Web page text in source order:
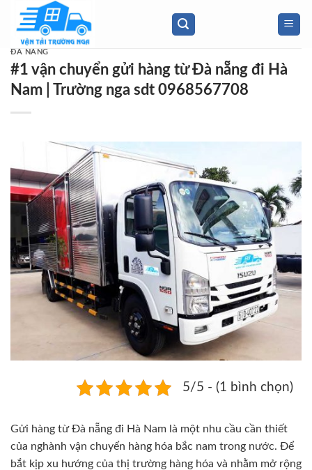
content
ĐÀ NẴNG
#1 vận chuyển gửi hàng từ Đà nẵng đi Hà
Nam | Trường nga sdt 0968567708
5/5 - (1 bình chọn)
Gửi hàng từ Đà nẵng đi Hà Nam là một nhu cầu cần thiết
của nghành vận chuyển hàng hóa bắc nam trong nước. Để
bắt kịp xu hướng của thị trường hàng hóa và nhằm mở rộng